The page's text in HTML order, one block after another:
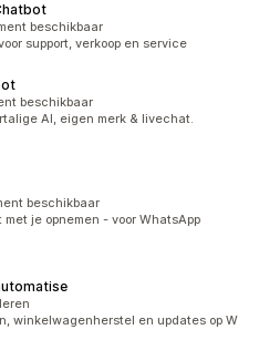
beschikbaar
support, verkoop en service
beschikbaar
AI, eigen merk & livechat.
beschikbaar
je opnemen - voor WhatsApp
winkelwagenherstel en updates op W